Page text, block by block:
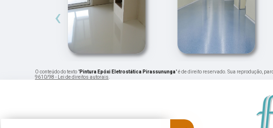
‹
O conteúdo do texto "Pintura Epóxi Eletrostática Pirassununga" é de direito reservado. Sua reprodução,
9610/98 - Lei de direitos autorais